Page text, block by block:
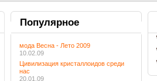
Популярное
мода Весна - Лето 2009
10.02.09
Цивилизация кристаллоидов среди
нас
20.01.09